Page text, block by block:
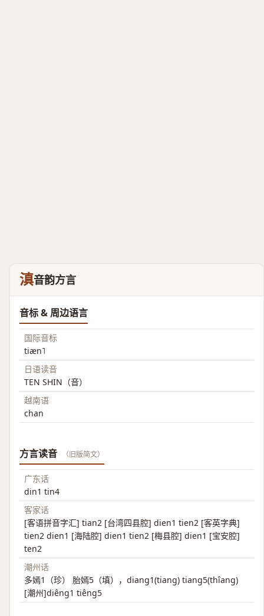
滇音韵方言
音标 & 周边语言
国际音标
tiæn˥
日语读音
TEN SHIN（音）
越南语
chan
方言读音 （旧版简文）
广东话
din1 tin4
客家话
[客语拼音字汇] tian2 [台湾四县腔] dien1 tien2 [客英字典]
tien2 dien1 [海陆腔] dien1 tien2 [梅县腔] dien1 [宝安腔]
ten2
潮州话
多嫣1（珍） 胎嫣5（填），diang1(tiang) tiang5(thîang)
[潮州]diêng1 tiêng5